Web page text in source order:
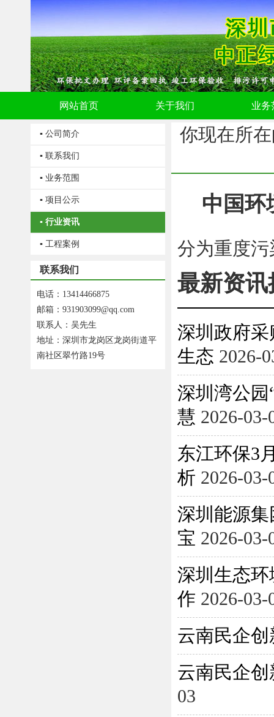
网站首页 关于我们 业务
▪ 公司简介
▪ 联系我们
▪ 业务范围
▪ 项目公示
▪ 行业资讯
▪ 工程案例
联系我们
电话：13414466875
邮箱：931903099@qq.com
联系人：吴先生
地址：深圳市龙岗区龙岗街道平
南社区翠竹路19号
你现在所
中国环
分为重度
最新资讯
深圳政府
生态 2026-
深圳湾公
慧 2026-03-
东江环保3
析 2026-03-
深圳能源
宝 2026-03-
深圳生态
作 2026-03-
云南民企
云南民企
03